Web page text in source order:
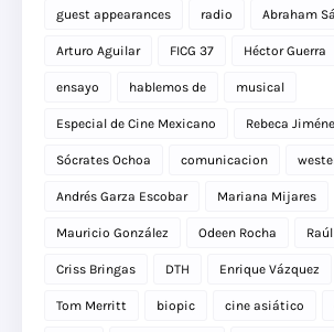
guest appearances radio Abraham
Arturo Aguilar FICG 37 Héctor Guerra
ensayo hablemos de musical
Especial de Cine Mexicano Rebeca
Sócrates Ochoa comunicacion
Andrés Garza Escobar Mariana Mijares
Mauricio González Odeen Rocha
Criss Bringas DTH Enrique Vázquez
Tom Merritt biopic cine asiático